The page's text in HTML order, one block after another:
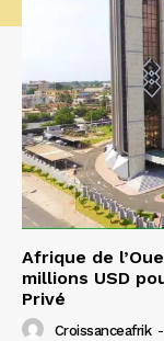
Afrique de
millions USD
Privé
Croissanceafrik -